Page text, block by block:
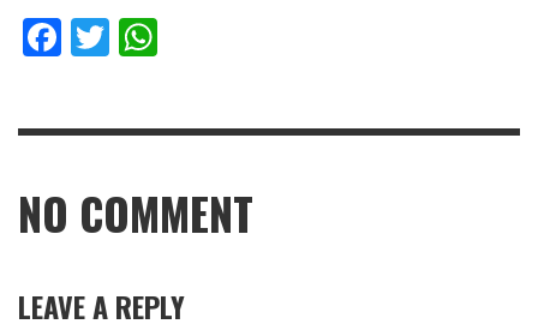
Facebook
Twitter
NO COMMENT
LEAVE A REPLY